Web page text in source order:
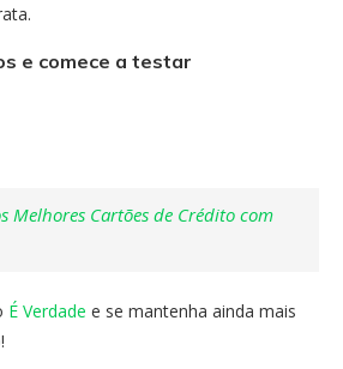
e comece a testar
Melhores Cartões de Crédito com
É Verdade e se mantenha ainda mais